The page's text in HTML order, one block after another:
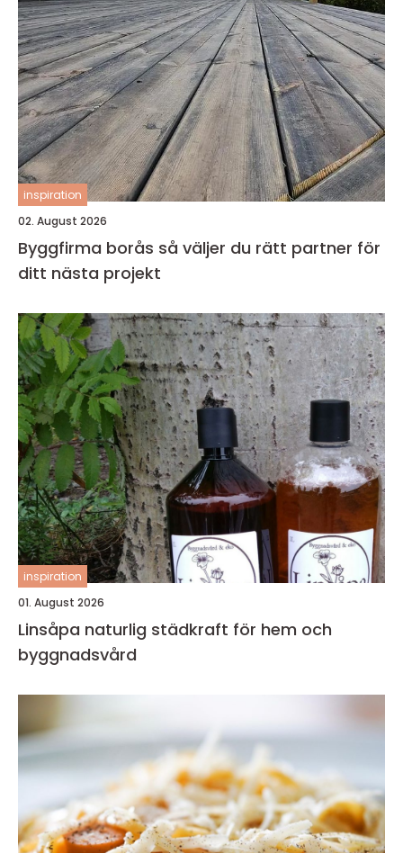
inspiration
02. August 2026
Byggfirma borås så väljer du rätt partner för
ditt nästa projekt
inspiration
01. August 2026
Linsåpa naturlig städkraft för hem och
byggnadsvård